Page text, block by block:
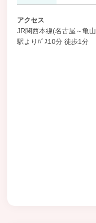
アクセス
JR関西本線(名古屋～亀
駅よりﾊﾞｽ10分 徒歩1分